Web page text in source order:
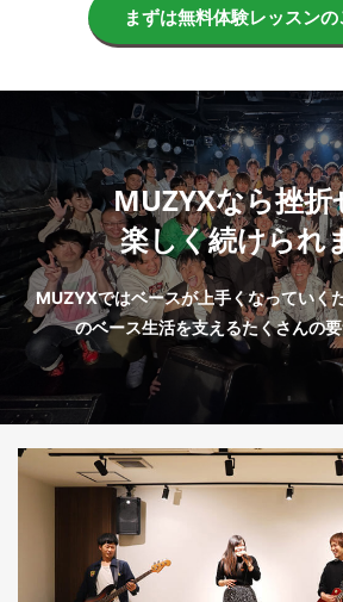
まずは無料体験レッスン
MUZYXなら挫折
楽しく続けられ
MUZYXではベースが上手くなっていく
のベース生活を支えるたくさんの